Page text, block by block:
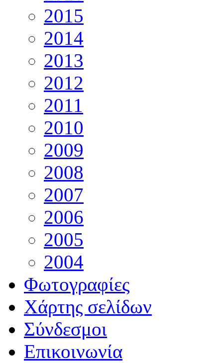
2015
2014
2013
2012
2011
2010
2009
2008
2007
2006
2005
2004
Φωτογραφίες
Χάρτης σελίδων
Σύνδεσμοι
Επικοινωνία